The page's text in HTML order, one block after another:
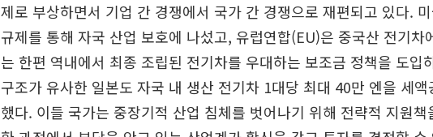
제로 부상하면서 기업 간 경쟁에서 국가 간 경쟁으로 재편되고 있다.
규제를 통해 자국 산업 보호에 나섰고, 유럽연합(EU)은 중국산 전기차
는 한편 역내에서 최종 조립된 전기차를 우대하는 보조금 정책을 도입
구조가 유사한 일본도 자국 내 생산 전기차 1대당 최대 40만 엔을 세
했다. 이들 국가는 중장기적 산업 침체를 벗어나기 위해 전략적 지원